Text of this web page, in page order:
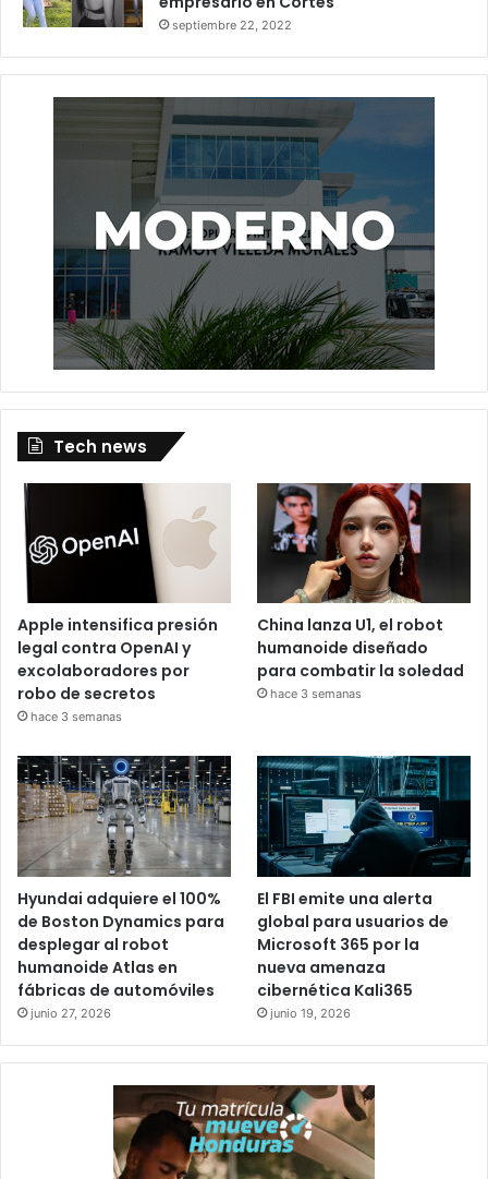
septiembre 22, 2022
Tech news
Apple intensifica presión
legal contra OpenAI y
excolaboradores por
robo de secretos
hace 3 semanas
China lanza U1, el robot
humanoide diseñado
para combatir la soledad
hace 3 semanas
Hyundai adquiere el 100%
de Boston Dynamics para
desplegar al robot
humanoide Atlas en
fábricas de automóviles
junio 27, 2026
El FBI emite una alerta
global para usuarios de
Microsoft 365 por la
nueva amenaza
cibernética Kali365
junio 19, 2026